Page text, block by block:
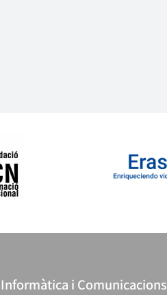
Informàtica i Comunicacions